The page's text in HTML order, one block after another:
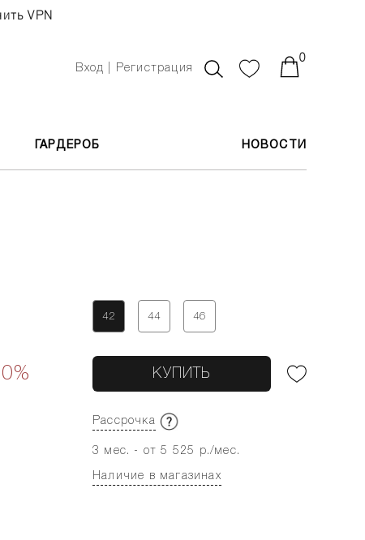
VPN
Вход | Регистрация
0
ГАРДЕРОБ НОВОСТИ
42 44 46
КУПИТЬ
Рассрочка
3 мес. - от 5 525 р./мес.
Наличие в магазинах